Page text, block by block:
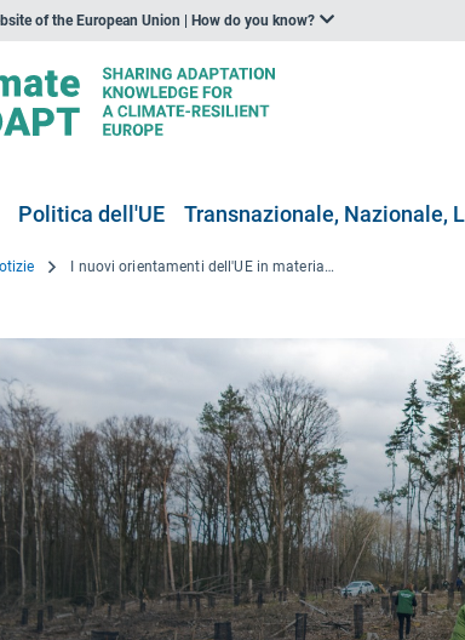
of the European Union | How do you know?
Politica dell'UE Transnazionale, Nazionale,
I nuovi orientamenti dell'UE in materia di imboschimento e piantagione di alberi promuovono l'adattamento